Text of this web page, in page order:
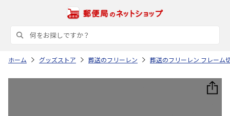
ホーム グッズストア 葬送のフリーレン 葬送のフリーレン フレーム